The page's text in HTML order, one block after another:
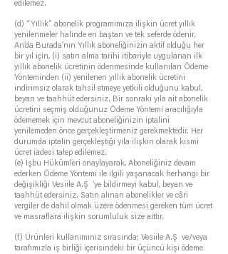
edilemez.
(d) “Yıllık” abonelik programımıza ilişkin ücret yıllık
yenilenmeler halinde en baştan ve tek seferde ödenir.
An’da Burada’nın Yıllık aboneliğinizin aktif olduğu her
bir yıl için, (i) satın alma tarihi itibariyle uygulanan ilk
yıllık abonelik ücretinin ödenmesinde kullanılan Ödeme
Yönteminden (ii) yenilenen yıllık abonelik ücretini
indirimsiz olarak tahsil etmeye yetkili olduğunu kabul,
beyan ve taahhüt edersiniz. Bir sonraki yıla ait abonelik
ücretini seçmiş olduğunuz Ödeme Yöntemi aracılığıyla
ödememek için mevcut aboneliğinizin iptalini
yenilemeden önce gerçekleştirmeniz gerekmektedir. Her
durumda iptalin gerçekleştiği yıla ilişkin olarak kısmi
ücret iadesi talep edilemez.
(e) İşbu Hükümleri onaylayarak, Aboneliğiniz devam
ederken Ödeme Yöntemi ile ilgili yaşanacak herhangi bir
değişikliği Vesiile A.Ş ‘ye bildirmeyi kabul, beyan ve
taahhüt edersiniz. Satın alınan abonelikler ve câri
vergiler de dahil olmak üzere ödenmesi gereken tüm ücret
ve masraflara ilişkin sorumluluk size aittir.
(f) Ürünleri kullanımınız sırasında; Vesiile A.Ş ve/veya
tarafımızla iş birliği içerisindeki bir üçüncü kişi ödeme